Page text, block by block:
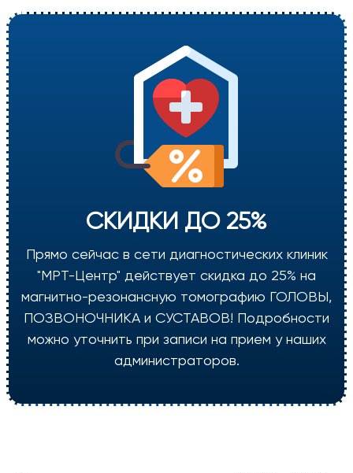
СКИДКИ ДО 25%
Прямо сейчас в сети диагностических клиник
"МРТ-Центр" действует скидка до 25% на
магнитно-резонансную томографию ГОЛОВЫ,
ПОЗВОНОЧНИКА и СУСТАВОВ! Подробности
можно уточнить при записи на прием у наших
администраторов.